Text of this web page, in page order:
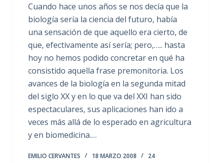
Cuando hace unos años se nos decía que la
biología sería la ciencia del futuro, había
una sensación de que aquello era cierto, de
que, efectivamente así sería; pero,….. hasta
hoy no hemos podido concretar en qué ha
consistido aquella frase premonitoria. Los
avances de la biología en la segunda mitad
del siglo XX y en lo que va del XXI han sido
espectaculares, sus aplicaciones han ido a
veces más allá de lo esperado en agricultura
y en biomedicina.…
EMILIO CERVANTES 18 MARZO 2008
24